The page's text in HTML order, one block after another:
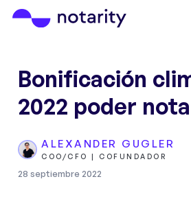
Bonificación
2022 poder
ALEXANDER GUGLER
COO/CFO | COFUNDADOR
28 septiembre 2022